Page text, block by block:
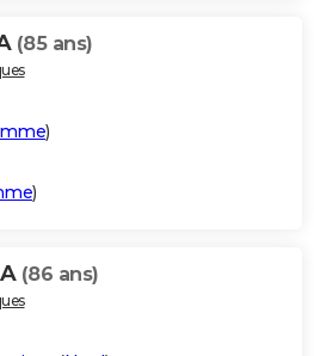
(85 ans)
)
)
(86 ans)